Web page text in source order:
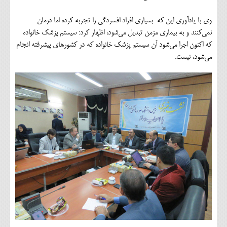
وی با یادآوری این که بسیاری افراد افسردگی را تجربه کرده اما درمان
نمی‌کنند و به بیماری مزمن تبدیل می‌شود، اظهار کرد: سیستم پزشک خانواده
که اکنون اجرا می‌شود آن سیستم پزشک خانواده که در کشورهای پیشرفته انجام
می‌شود، نیست.